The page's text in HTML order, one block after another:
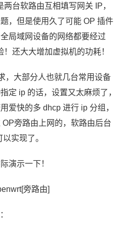
台软路由互相填写网关 IP，
，但是使用久了可能 OP 插件
局域网设备的网络都要经过
还大大增加虚拟机的功耗！
，大部分人也就几台常用设备
定 ip 的话，设置又太麻烦了，
爱快的多 dhcp 进行 ip 分组，
旁路由上网的，软路由后台
实现了。
演示一下！
旁路由]